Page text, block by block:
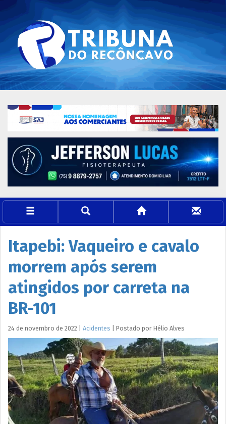
Itapebi: Vaqueiro e cavalo
morrem após serem
atingidos por carreta na
BR-101
24 de novembro de 2022 Acidentes Postado por Hélio Alves